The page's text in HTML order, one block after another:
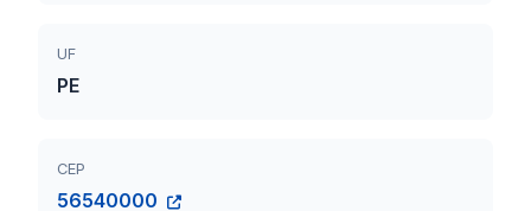
UF
PE
CEP
56540000